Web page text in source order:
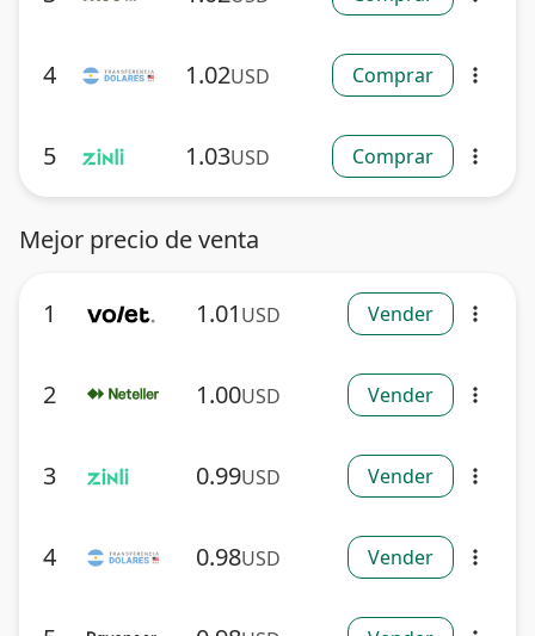
4 1.02USD Comprar more_vert
5 1.03USD Comprar more_vert
Mejor precio de venta
1 1.01 USD Vender more_vert
2 1.00USD Vender more_vert
3 0.99USD Vender more_vert
4 0.98USD Vender more_vert